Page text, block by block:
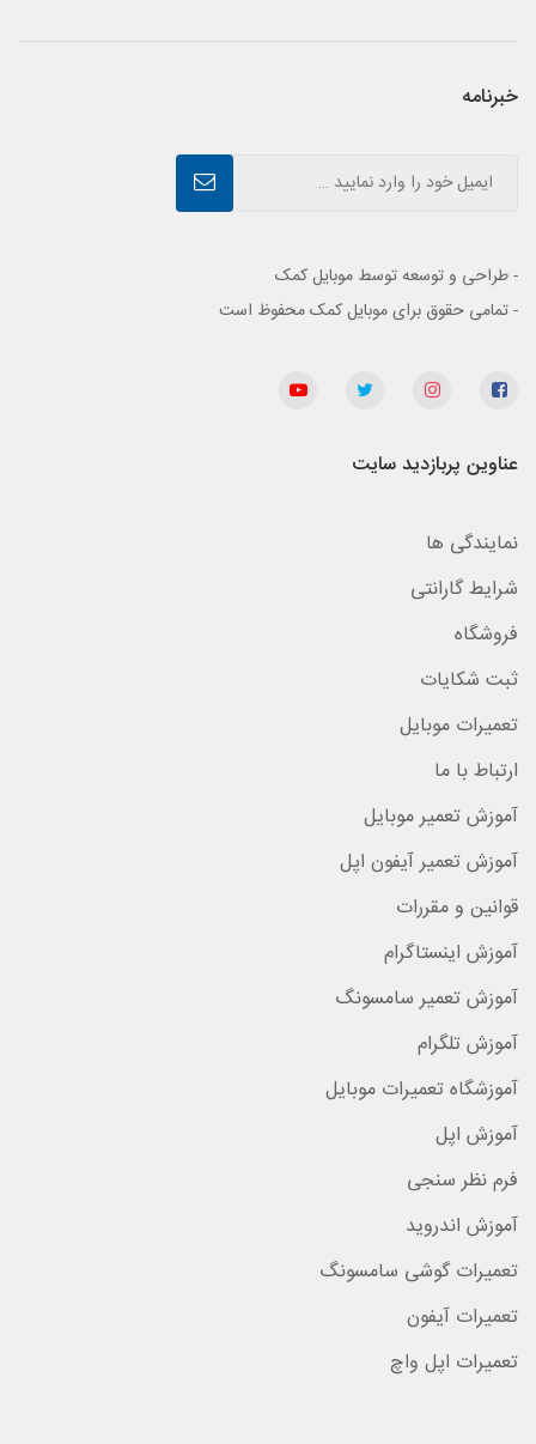
خبرنامه
- طراحی و توسعه توسط موبایل کمک
- تمامی حقوق برای موبایل کمک محفوظ است
عناوین پربازدید سایت
نمایندگی ها
شرایط گارانتی
فروشگاه
ثبت شکایات
تعمیرات موبایل
ارتباط با ما
آموزش تعمیر موبایل
آموزش تعمیر آیفون اپل
قوانین و مقررات
آموزش اینستاگرام
آموزش تعمیر سامسونگ
آموزش تلگرام
آموزشگاه تعمیرات موبایل
آموزش اپل
فرم نظر سنجی
آموزش اندروید
تعمیرات گوشی سامسونگ
تعمیرات آیفون
تعمیرات اپل واچ